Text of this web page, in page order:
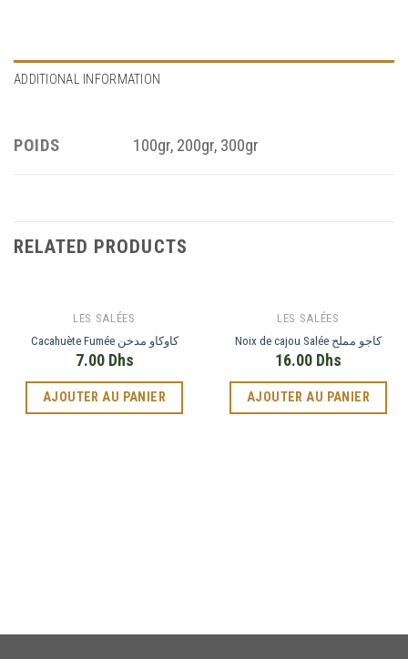
ADDITIONAL INFORMATION
POIDS 100gr, 200gr, 300gr
RELATED PRODUCTS
LES SALÉES
Cacahuète Fumée كاوكاو مدخن
7.00 Dhs
AJOUTER AU PANIER
LES SALÉES
Noix de cajou Salée كاجو مملح
16.00 Dhs
AJOUTER AU PANIER
WhatsApp